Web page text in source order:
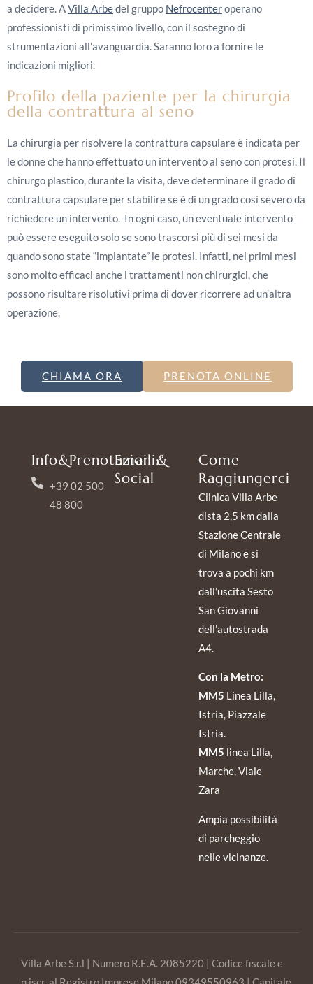
a decidere. AVilla Arbedel gruppo Nefrocenteroperano
professionisti di primissimo livello, con il sostegno di
strumentazioni all’avanguardia. Saranno loro a fornire le
indicazioni migliori.
Profilo della paziente per la chirurgia
della contrattura al seno
La chirurgia per risolvere la contrattura capsulare è indicata per
le donne che hanno effettuato un intervento al seno con protesi. Il
chirurgo plastico, durante la visita, deve determinare il grado di
contrattura capsulare per stabilire se è di un grado così severo da
richiedere un intervento. In ogni caso, un eventuale intervento
può essere eseguito solo se sono trascorsi più di sei mesi da
quando sono state “impiantate” le protesi. Infatti, nei primi mesi
sono molto efficaci anche i trattamenti non chirurgici, che
possono risultare risolutivi prima di dover ricorrere ad un’altra
operazione.
CHIAMA ORA PRENOTA ONLINE
Info&Prenotazioni:
+39 02 500
48 800
Email &
Social
Come
Raggiungerci
Clinica Villa Arbe
dista 2,5 km dalla
Stazione Centrale
di Milano e si
trova a pochi km
dall’uscita Sesto
San Giovanni
dell’autostrada
A4.
Con la Metro:
MM5 Linea Lilla,
Istria, Piazzale
Istria.
MM5 linea Lilla,
Marche, Viale
Zara
Ampia possibilità
di parcheggio
nelle vicinanze.
Villa Arbe S.r.l | Numero R.E.A. 2085220 | Codice fiscale e